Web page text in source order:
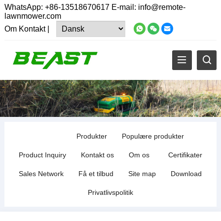
WhatsApp: +86-13518670617E-mail: info@remote-
lawnmower.com
Om Kontakt|
Produkter Populære produkter
Product Inquiry Kontakt os Om os Certifikater
Sales Network Få et tilbud Site map Download
Privatlivspolitik